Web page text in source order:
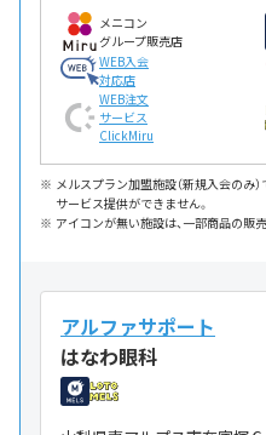
メニコン
グループ販売店
WEB入会
対応店
WEB注文
サービス
ClickMiru
メルスプラン加盟施設（新規入会のみ
サービス提供ができません。
アイコンが無い施設は、一部商品の販
アルファサポート
はなわ眼科